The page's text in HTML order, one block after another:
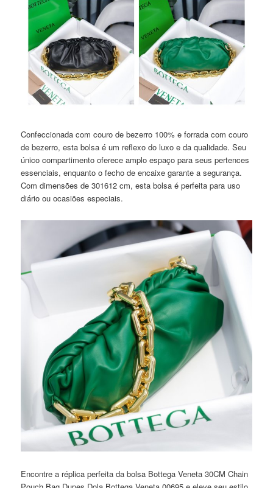
Confeccionada com couro de bezerro 100% e forrada com couro
de bezerro, esta bolsa é um reflexo do luxo e da qualidade. Seu
único compartimento oferece amplo espaço para seus pertences
essenciais, enquanto o fecho de encaixe garante a segurança.
Com dimensões de 301612 cm, esta bolsa é perfeita para uso
diário ou ocasiões especiais.
Encontre a réplica perfeita da bolsa Bottega Veneta 30CM Chain